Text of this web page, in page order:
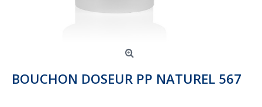
BOUCHON DOSEUR PP NATUREL 567